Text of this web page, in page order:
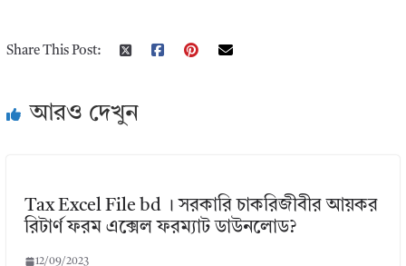
Share This Post:
আরও দেখুন
Tax Excel File bd । সরকারি চাকরিজীবীর আয়কর
রিটার্ণ ফরম এক্সেল ফরম্যাট ডাউনলোড?
12/09/2023